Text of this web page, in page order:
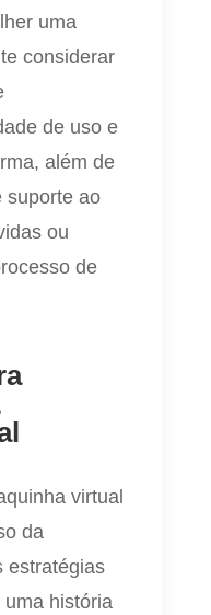
uma
considerar
de uso e
além de
suporte ao
ou
de
virtual
da
estratégias
história